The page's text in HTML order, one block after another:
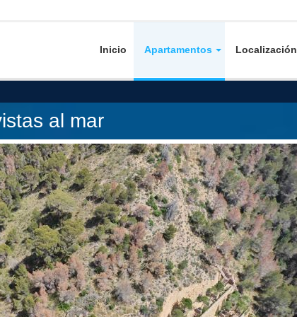
Inicio Apartamentos Localización
al mar